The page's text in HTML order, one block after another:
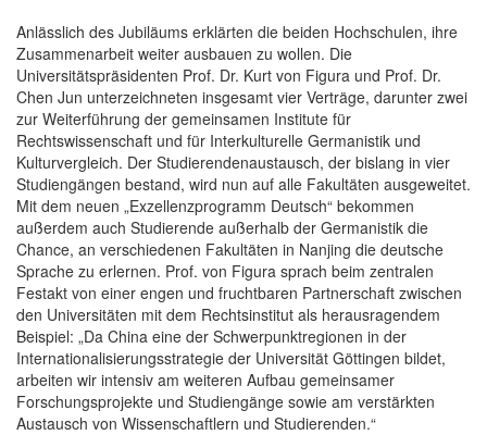
Anlässlich des Jubiläums erklärten die beiden Hochschulen, ihre
Zusammenarbeit weiter ausbauen zu wollen. Die
Universitätspräsidenten Prof. Dr. Kurt von Figura und Prof. Dr.
Chen Jun unterzeichneten insgesamt vier Verträge, darunter zwei
zur Weiterführung der gemeinsamen Institute für
Rechtswissenschaft und für Interkulturelle Germanistik und
Kulturvergleich. Der Studierendenaustausch, der bislang in vier
Studiengängen bestand, wird nun auf alle Fakultäten ausgeweitet.
Mit dem neuen „Exzellenzprogramm Deutsch“ bekommen
außerdem auch Studierende außerhalb der Germanistik die
Chance, an verschiedenen Fakultäten in Nanjing die deutsche
Sprache zu erlernen. Prof. von Figura sprach beim zentralen
Festakt von einer engen und fruchtbaren Partnerschaft zwischen
den Universitäten mit dem Rechtsinstitut als herausragendem
Beispiel: „Da China eine der Schwerpunktregionen in der
Internationalisierungsstrategie der Universität Göttingen bildet,
arbeiten wir intensiv am weiteren Aufbau gemeinsamer
Forschungsprojekte und Studiengänge sowie am verstärkten
Austausch von Wissenschaftlern und Studierenden.“